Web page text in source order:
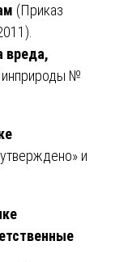
(Приказ
вреда,
№
и